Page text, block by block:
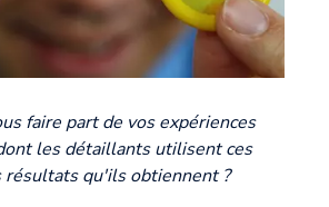
faire part de vos expériences
les détaillants utilisent ces
qu'ils obtiennent ?